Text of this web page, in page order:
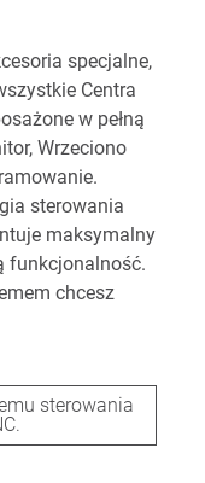
specjalne,
Centra
w pełną
Wrzeciono
sterowania
maksymalny
funkcjonalność.
chcesz
sterowania